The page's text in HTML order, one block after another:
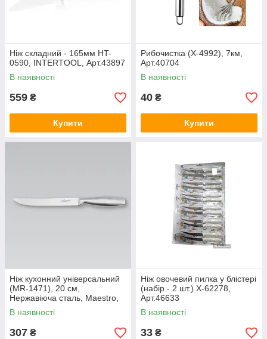
Ніж складний - 165мм HT-
0590, INTERTOOL, Арт.43897
В наявності
559 ₴
Купити
Рибочистка (Х-4992), 7км,
Арт.40704
В наявності
40 ₴
Купити
Ніж кухонний універсальний
(MR-1471), 20 см,
Нержавіюча сталь, Maestro,
Арт.45296
В наявності
307 ₴
Ніж овочевий пилка у блістері
(набір - 2 шт.) Х-62278,
Арт.46633
В наявності
33 ₴